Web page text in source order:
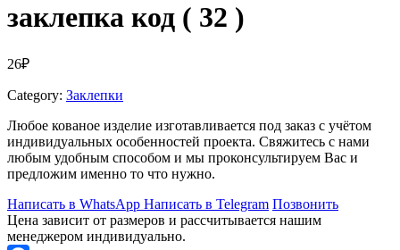
заклепка код ( 32 )
26₽
Category: Заклепки
Любое кованое изделие изготавливается под заказ с учётом
индивидуальных особенностей проекта. Свяжитесь с нами
любым удобным способом и мы проконсультируем Вас и
предложим именно то что нужно.
Написать в WhatsApp Написать в Telegram Позвонить
Цена зависит от размеров и рассчитывается нашим
менеджером индивидуально.